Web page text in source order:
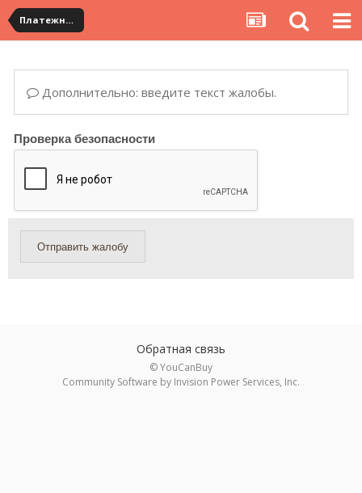
Платежная система ALIPAY и оплата банковскими картами
Дополнительно: введите текст жалобы.
Проверка безопасности
Отправить жалобу
Обратная связь
© YouCanBuy
Community Software by Invision Power Services, Inc.